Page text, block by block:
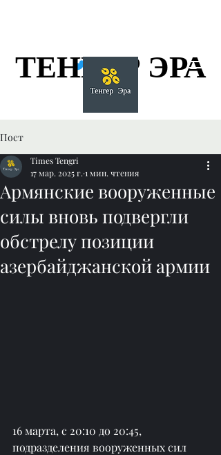
ТЕНГЕР ЭРА
ТЕНГЕР ЭРА
Пост
Армянские вооруженные
силы вновь подвергли
обстрелу позиции
азербайджанской армии
Times Tengri
17 мар. 2025 г. 1 мин. чтения
16 марта, с 20:10 до 20:45,
подразделения вооруженных сил